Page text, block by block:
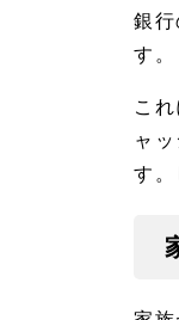
銀
す。
こ
ャ
す。